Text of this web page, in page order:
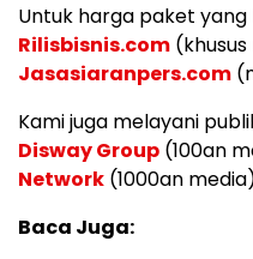
Untuk harga paket
Rilisbisnis.com
Jasasiaranpers.com
Kami juga melayani
Disway Group (100an
Network (1000an
Baca Juga: